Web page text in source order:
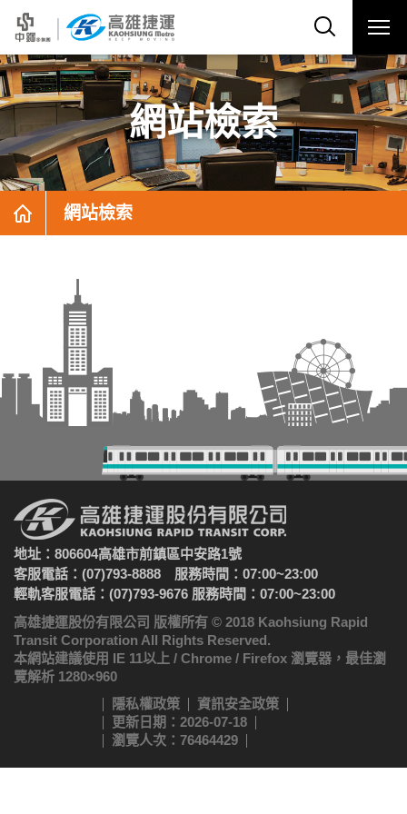
網站檢索
網站檢索
地址：806604高雄市前鎮區中安路1號
客服電話：(07)793-8888 服務時間：07:00~23:00
輕軌客服電話：(07)793-9676 服務時間：07:00~23:00
高雄捷運股份有限公司 版權所有 © 2018 Kaohsiung Rapid
Transit Corporation All Rights Reserved.
本網站建議使用 IE 11以上 / Chrome / Firefox 瀏覽器，最佳瀏
覽解析 1280×960
隱私權政策
資訊安全政策
更新日期：2026-07-18
瀏覽人次：76464429